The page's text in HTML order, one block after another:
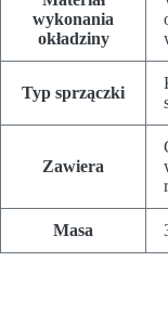
wykonania
okładziny
Typ sprzączki
Zawiera
Masa